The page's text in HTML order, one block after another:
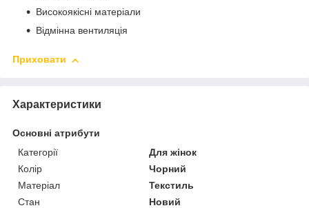
Високоякісні матеріали
Відмінна вентиляція
Приховати
Характеристики
Основні атрибути
Категорії
Для жінок
Колір
Чорний
Матеріал
Текстиль
Стан
Новий